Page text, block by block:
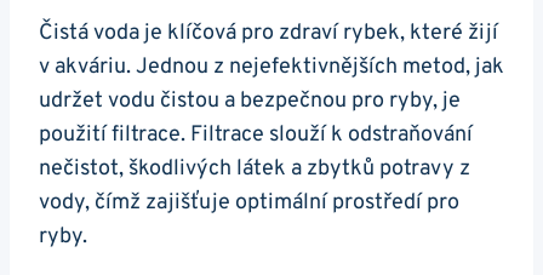
Čistá voda ‌je klíčová pro zdraví rybek, které žijí
v akváriu. Jednou z nejefektivnějších metod, jak
udržet vodu čistou a⁤ bezpečnou pro ryby, je
použití filtrace. Filtrace slouží k⁣ odstraňování
nečistot, škodlivých ‌látek a zbytků ‍potravy z
vody, čímž zajišťuje ‌optimální prostředí pro
ryby.